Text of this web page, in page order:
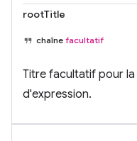
rootTitle
chaîne facultatif
Titre facultatif pour
d'expression.